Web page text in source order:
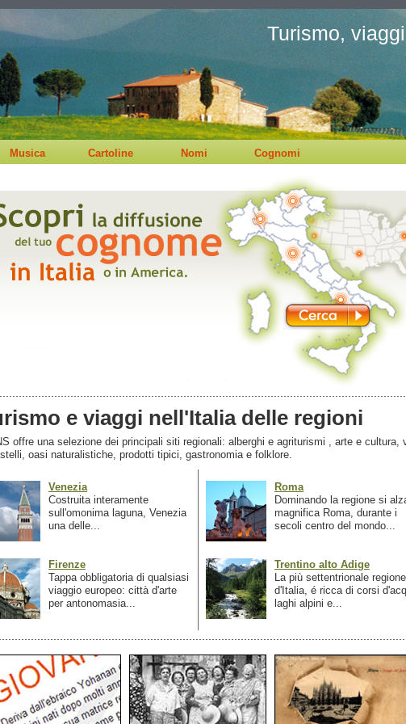
Turismo,
Musica Cartoline Nomi Cognomi
e viaggi nell'Italia delle regioni
offre una selezione dei principali siti regionali: alberghi e agriturismi , arte e cultura,
oasi naturalistiche, prodotti tipici, gastronomia e folklore.
Venezia
Costruita interamente
sull'omonima laguna, Venezia
una delle...
Firenze
Tappa obbligatoria di qualsiasi
viaggio europeo: città d'arte
per antonomasia...
Roma
Dominando la regione si
magnifica Roma, durante i
secoli centro del mondo...
Trentino alto Adige
La più settentrionale regione
d'Italia, é ricca di corsi
laghi alpini e...